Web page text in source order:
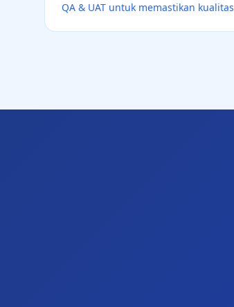
QA & UAT untuk memastikan kualitas